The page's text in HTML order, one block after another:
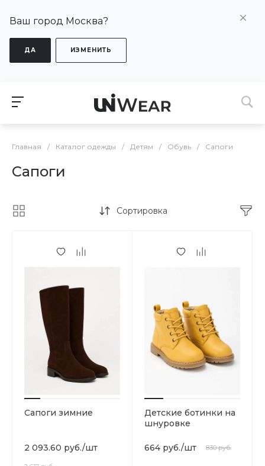
Ваш город Москва?
ДА ИЗМЕНИТЬ
Главная / Каталог одежды / Детям / Обувь / Сапоги
Сапоги
Сортировка
Сапоги зимние
2 093.60 руб./шт
Детские ботинки на
шнуровке
664 руб./шт 830 руб.